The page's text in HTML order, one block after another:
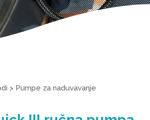
> Pumpe za naduvavanje